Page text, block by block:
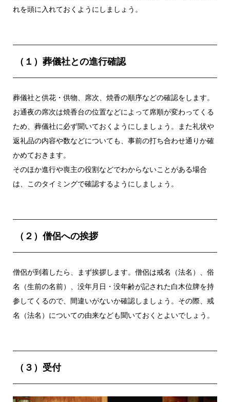
れを頭に入れておくようにしましょう。
（１）葬儀社との進行確認
葬儀社と供花・供物、席次、焼香の順序などの確認をします。
お通夜の席次は焼香台の位置などによって席順が変わってくる
ため、葬儀社に必ず聞いておくようにしましょう。また礼状や
返礼品の内容や数などについても、事前の打ち合わせ通りか確
かめておきます。
そのほか進行や喪主の役割などでわからないことがある場合
は、このタイミングで確認するようにしましょう。
（２）僧侶への挨拶
僧侶が到着したら、まず挨拶します。僧侶は戒名（法名）、俗
名（生前の名前）、没年月日・没年齢が記された白木位牌を持
参してくるので、間違いがないか確認しましょう。その際、戒
名（法名）についての由来なども聞いておくとよいでしょう。
（３）受付